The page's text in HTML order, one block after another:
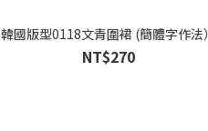
韓國版型0118文青圍裙 (簡體字作法）
NT$270